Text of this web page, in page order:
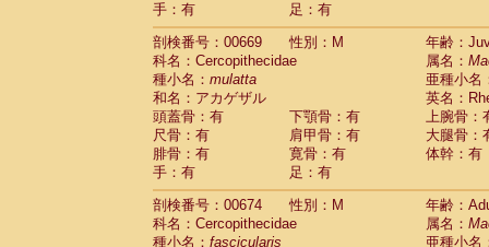
手：有
足：有
剖検番号：00669
性別：M
年齢：
科名：Cercopithecidae
属名：
種小名： mulatta
亜種小名
和名：アカゲザル
英名：
頭蓋骨：有
下顎骨：有
上腕骨：
尺骨：有
肩甲骨：有
大腿骨：
腓骨：有
寛骨：有
体幹：有
手：有
足：有
剖検番号：00674
性別：M
年齢：
科名：Cercopithecidae
属名：
種小名： fascicularis 亜種小名